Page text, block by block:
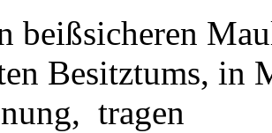
beißsicheren
Besitztums, in
tragen